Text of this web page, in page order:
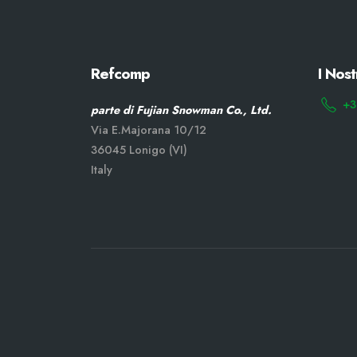
Refcomp
parte di Fujian Snowman Co., Ltd.
Via E.Majorana 10/12
36045 Lonigo (VI)
Italy
I